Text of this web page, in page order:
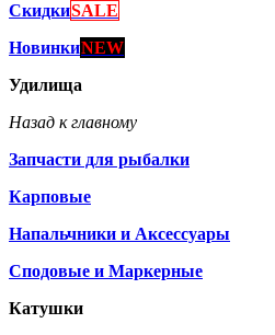
СкидкиSALE
НовинкиNEW
Удилища
Назад к главному
Запчасти для рыбалки
Карповые
Напальчники и Аксессуары
Сподовые и Маркерные
Катушки